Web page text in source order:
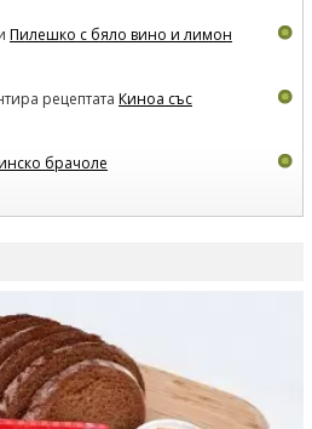
Пилешко с бяло вино и лимон
рецептата Киноа със
брачоле